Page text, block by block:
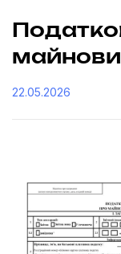
22.05.2026